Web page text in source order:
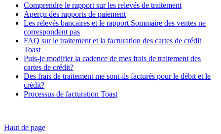
Comprendre le rapport sur les relevés de traitement
Aperçu des rapports de paiement
Les relevés bancaires et le rapport Sommaire des ventes ne
correspondent pas
FAQ sur le traitement et la facturation des cartes de crédit
Toast
Puis-je modifier la cadence de mes frais de traitement des
cartes de crédit?
Des frais de traitement me sont-ils facturés pour le débit et le
crédit?
Processus de facturation Toast
Haut de page